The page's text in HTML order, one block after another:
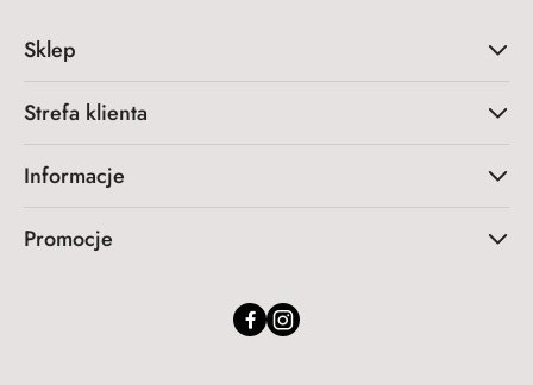
Sklep
Strefa klienta
Informacje
Promocje